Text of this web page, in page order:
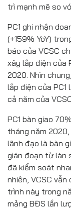
trì mạnh mẽ so
PC1 ghi nhận
(+159% YoY)
báo của VCSC
xây lắp điện của
2020. Nhìn
lắp điện của
cả năm của
PC1 bàn giao
tháng năm
lãnh đạo là bàn
gián đoạn từ làn
đã kiểm soát
nhiên, VCSC
trình này trong
mảng BĐS lần